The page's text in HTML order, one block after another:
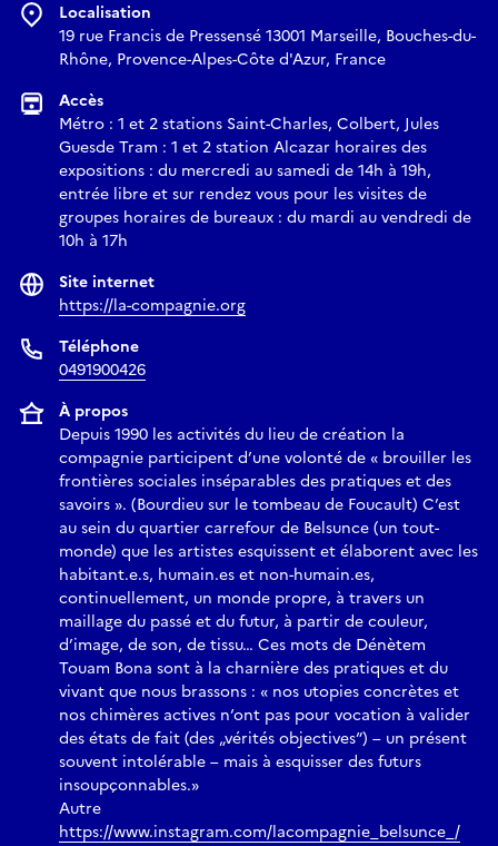
Localisation
19 rue Francis de Pressensé 13001 Marseille, Bouches-du-
Rhône, Provence-Alpes-Côte d'Azur, France
Accès
Métro : 1 et 2 stations Saint-Charles, Colbert, Jules
Guesde Tram : 1 et 2 station Alcazar horaires des
expositions : du mercredi au samedi de 14h à 19h,
entrée libre et sur rendez vous pour les visites de
groupes horaires de bureaux : du mardi au vendredi de
10h à 17h
Site internet
https://la-compagnie.org
Téléphone
0491900426
À propos
Depuis 1990 les activités du lieu de création la
compagnie participent d’une volonté de « brouiller les
frontières sociales inséparables des pratiques et des
savoirs ». (Bourdieu sur le tombeau de Foucault) C’est
au sein du quartier carrefour de Belsunce (un tout-
monde) que les artistes esquissent et élaborent avec les
habitant.e.s, humain.es et non-humain.es,
continuellement, un monde propre, à travers un
maillage du passé et du futur, à partir de couleur,
d’image, de son, de tissu… Ces mots de Dénètem
Touam Bona sont à la charnière des pratiques et du
vivant que nous brassons : « nos utopies concrètes et
nos chimères actives n‘ont pas pour vocation à valider
des états de fait (des „vérités objectives“) – un présent
souvent intolérable – mais à esquisser des futurs
insoupçonnables.»
Autre
https://www.instagram.com/lacompagnie_belsunce_/